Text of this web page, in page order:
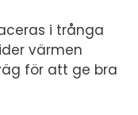
i trånga
värmen
för att ge bra